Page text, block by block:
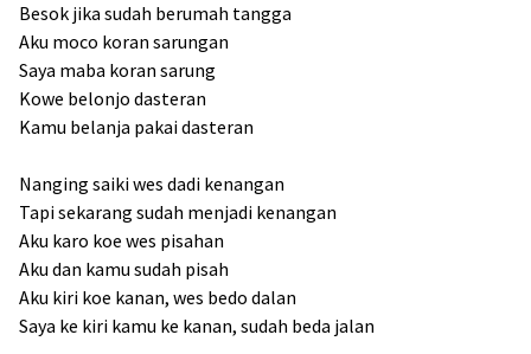
Besok jika sudah berumah tangga
Aku moco koran sarungan
Saya maba koran sarung
Kowe belonjo dasteran
Kamu belanja pakai dasteran
Nanging saiki wes dadi kenangan
Tapi sekarang sudah menjadi kenangan
Aku karo koe wes pisahan
Aku dan kamu sudah pisah
Aku kiri koe kanan, wes bedo dalan
Saya ke kiri kamu ke kanan, sudah beda jalan